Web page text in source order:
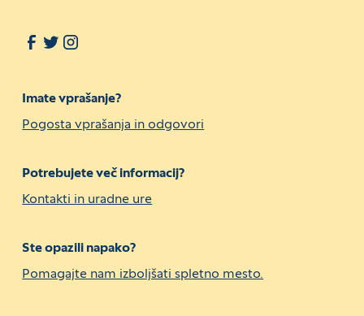
Imate vprašanje?
Pogosta vprašanja in odgovori
Potrebujete več informacij?
Kontakti in uradne ure
Ste opazili napako?
Pomagajte nam izboljšati spletno mesto.